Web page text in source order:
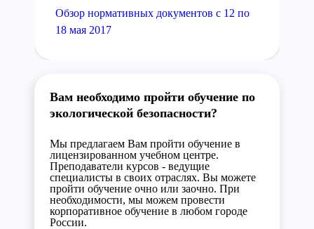
Обзор нормативных документов с 12 по
18 мая 2017
Вам необходимо пройти обучение по
экологической безопасности?
Мы предлагаем Вам пройти обучение в
лицензированном учебном центре.
Преподаватели курсов - ведущие
специалисты в своих отраслях. Вы можете
пройти обучение очно или заочно. При
необходимости, мы можем провести
корпоративное обучение в любом городе
России.